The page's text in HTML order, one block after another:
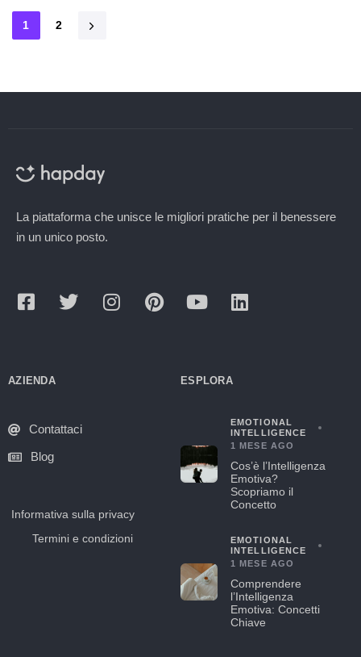
1 2
La piattaforma che unisce le migliori pratiche per il benessere
in un unico posto.
AZIENDA
Contattaci
Blog
Informativa sulla privacy
Termini e condizioni
ESPLORA
EMOTIONAL
INTELLIGENCE
1 MESE AGO
Cos’è l’Intelligenza
Emotiva?
Scopriamo il
Concetto
EMOTIONAL
INTELLIGENCE
1 MESE AGO
Comprendere
l’Intelligenza
Emotiva: Concetti
Chiave